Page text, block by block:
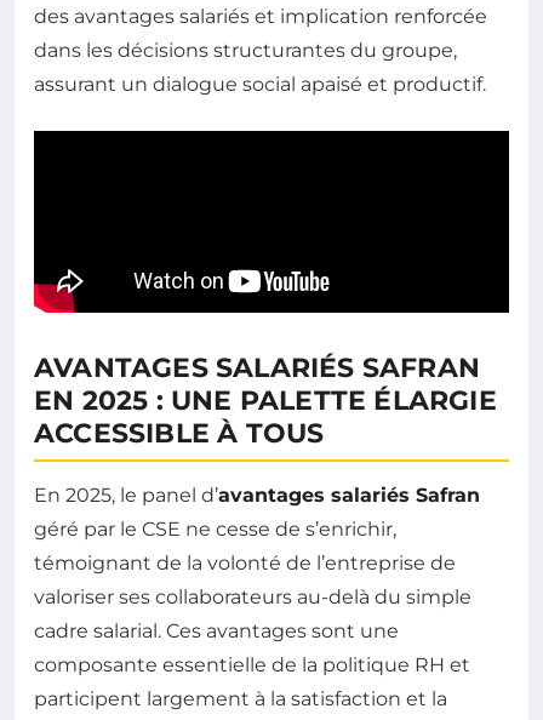
des avantages salariés et implication renforcée
dans les décisions structurantes du groupe,
assurant un dialogue social apaisé et productif.
AVANTAGES SALARIÉS SAFRAN
EN 2025 : UNE PALETTE ÉLARGIE
ACCESSIBLE À TOUS
En 2025, le panel d’avantages salariés Safran
géré par le CSE ne cesse de s’enrichir,
témoignant de la volonté de l’entreprise de
valoriser ses collaborateurs au-delà du simple
cadre salarial. Ces avantages sont une
composante essentielle de la politique RH et
participent largement à la satisfaction et la